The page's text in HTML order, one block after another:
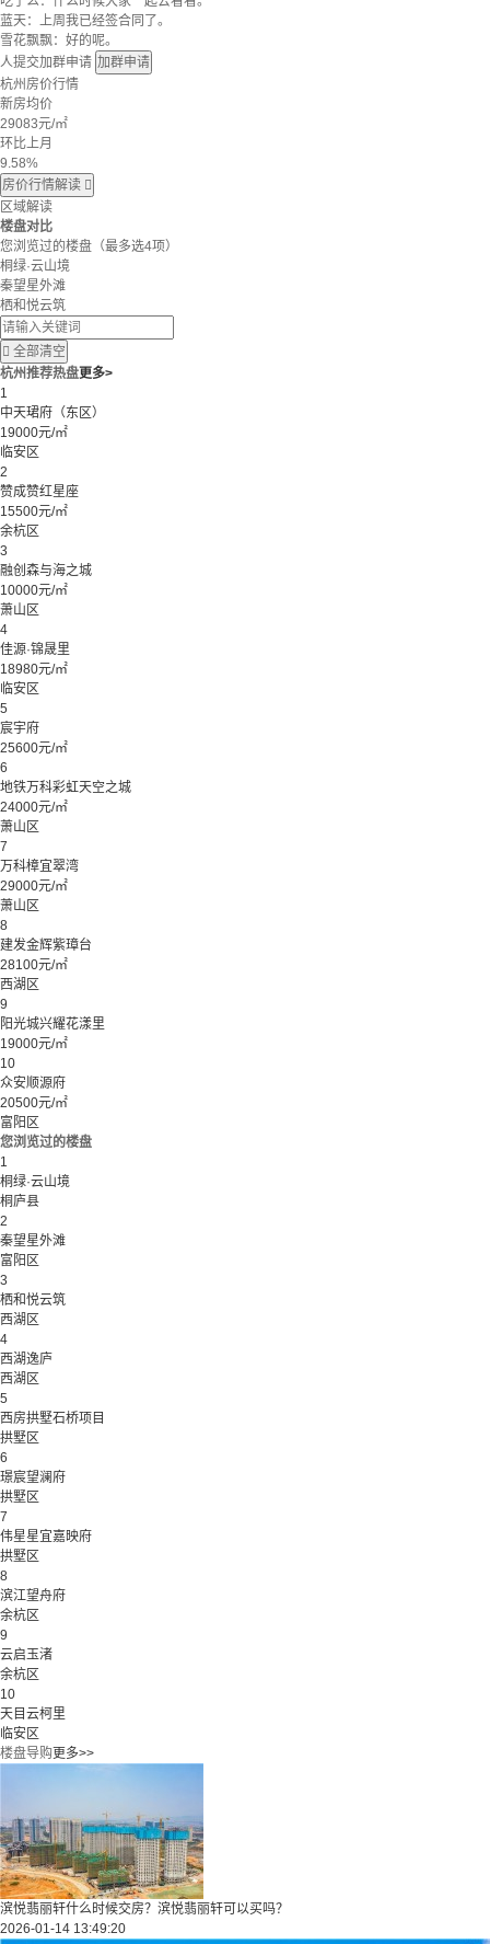
蓝天：上周我已经签合同了。
雪花飘飘：好的呢。
人提交加群申请 加群申请
杭州房价行情
新房均价
29083元/㎡
环比上月
9.58%
房价行情解读 
区域解读
楼盘对比
您浏览过的楼盘 （最多选4项）
桐绿·云山境
秦望星外滩
栖和悦云筑
 全部清空
杭州推荐热盘更多>
1
中天珺府（东区）
19000元/㎡
临安区
2
赞成赞红星座
15500元/㎡
余杭区
3
融创森与海之城
10000元/㎡
萧山区
4
佳源·锦晟里
18980元/㎡
临安区
5
宸宇府
25600元/㎡
6
地铁万科彩虹天空之城
24000元/㎡
萧山区
7
万科樟宜翠湾
29000元/㎡
萧山区
8
建发金辉紫璋台
28100元/㎡
西湖区
9
阳光城兴耀花漾里
19000元/㎡
10
众安顺源府
20500元/㎡
富阳区
您浏览过的楼盘
1
桐绿·云山境
桐庐县
2
秦望星外滩
富阳区
3
栖和悦云筑
西湖区
4
西湖逸庐
西湖区
5
西房拱墅石桥项目
拱墅区
6
璟宸望澜府
拱墅区
7
伟星星宜嘉映府
拱墅区
8
滨江望舟府
余杭区
9
云启玉渚
余杭区
10
天目云柯里
临安区
楼盘导购更多>>
滨悦翡丽轩什么时候交房？滨悦翡丽轩可以买吗？
2026-01-14 13:49:20